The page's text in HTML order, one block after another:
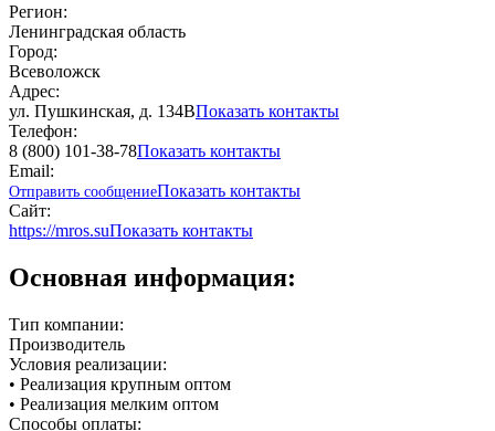
Регион:
Ленинградская область
Город:
Всеволожск
Адрес:
ул. Пушкинская, д. 134ВПоказать контакты
Телефон:
8 (800) 101-38-78Показать контакты
Email:
Отправить сообщениеПоказать контакты
Сайт:
https://mros.suПоказать контакты
Основная информация:
Тип компании:
Производитель
Условия реализации:
• Реализация крупным оптом
• Реализация мелким оптом
Способы оплаты: